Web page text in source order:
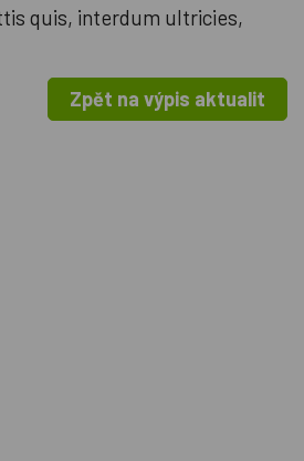
quis, interdum ultricies,
Zpět na výpis aktualit